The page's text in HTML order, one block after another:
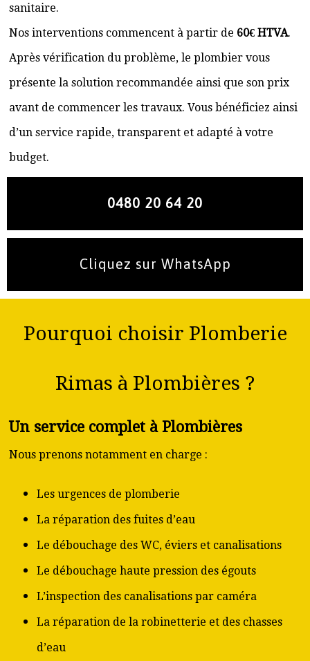
sanitaire.
Nos interventions commencent à partir de 60€ HTVA.
Après vérification du problème, le plombier vous
présente la solution recommandée ainsi que son prix
avant de commencer les travaux. Vous bénéficiez ainsi
d’un service rapide, transparent et adapté à votre
budget.
0480 20 64 20
Cliquez sur WhatsApp
Pourquoi choisir Plomberie
Rimas à Plombières ?
Un service complet à Plombières
Nous prenons notamment en charge :
Les urgences de plomberie
La réparation des fuites d’eau
Le débouchage des WC, éviers et canalisations
Le débouchage haute pression des égouts
L’inspection des canalisations par caméra
La réparation de la robinetterie et des chasses
d’eau